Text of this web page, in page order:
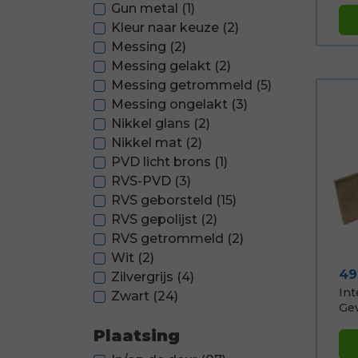
Gun metal (1)
Kleur naar keuze (2)
Messing (2)
Messing gelakt (2)
Messing getrommeld (5)
Messing ongelakt (3)
Nikkel glans (2)
Nikkel mat (2)
PVD licht brons (1)
RVS-PVD (3)
RVS geborsteld (15)
RVS gepolijst (2)
RVS getrommeld (2)
Wit (2)
Zilvergrijs (4)
Zwart (24)
Plaatsing